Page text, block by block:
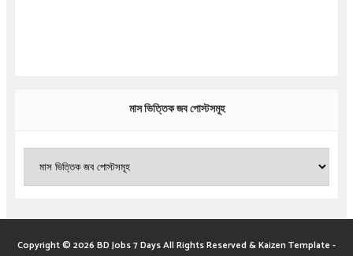
মাস ভিত্তিক জব পোস্টসমূহ
Copyright © 2026 BD Jobs 7 DaysAll Rights Reserved &Kaizen Template -